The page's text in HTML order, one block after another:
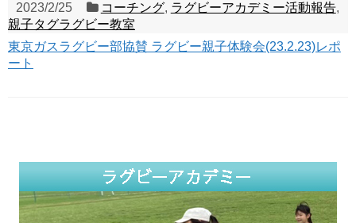
2023/2/25 コーチング, ラグビーアカデミー活動報告,
親子タグラグビー教室
東京ガスラグビー部協賛 ラグビー親子体験会(23.2.23)レポ
ート